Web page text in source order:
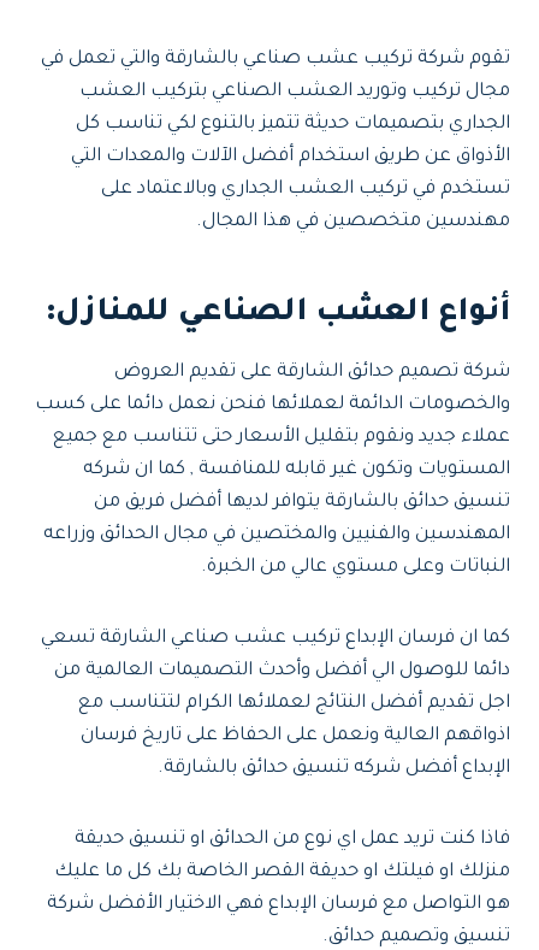
تقوم شركة تركيب عشب صناعي بالشارقة والتي تعمل في
مجال تركيب وتوريد العشب الصناعي بتركيب العشب
الجداري بتصميمات حديثة تتميز بالتنوع لكي تناسب كل
الأذواق عن طريق استخدام أفضل الآلات والمعدات التي
تستخدم في تركيب العشب الجداري وبالاعتماد على
مهندسين متخصصين في هذا المجال.
أنواع العشب الصناعي للمنازل:
شركة تصميم حدائق الشارقة على تقديم العروض
والخصومات الدائمة لعملائها فنحن نعمل دائما على كسب
عملاء جديد ونقوم بتقليل الأسعار حتى تتناسب مع جميع
المستويات وتكون غير قابله للمنافسة , كما ان شركه
تنسيق حدائق بالشارقة يتوافر لديها أفضل فريق من
المهندسين والفنيين والمختصين في مجال الحدائق وزراعه
النباتات وعلى مستوي عالي من الخبرة.
كما ان فرسان الإبداع تركيب عشب صناعي الشارقة تسعي
دائما للوصول الي أفضل وأحدث التصميمات العالمية من
اجل تقديم أفضل النتائج لعملائها الكرام لتتناسب مع
اذواقهم العالية ونعمل على الحفاظ على تاريخ فرسان
الإبداع أفضل شركه تنسيق حدائق بالشارقة.
فاذا كنت تريد عمل اي نوع من الحدائق او تنسيق حديقة
منزلك او فيلتك او حديقة القصر الخاصة بك كل ما عليك
هو التواصل مع فرسان الإبداع فهي الاختيار الأفضل شركة
تنسيق وتصميم حدائق.